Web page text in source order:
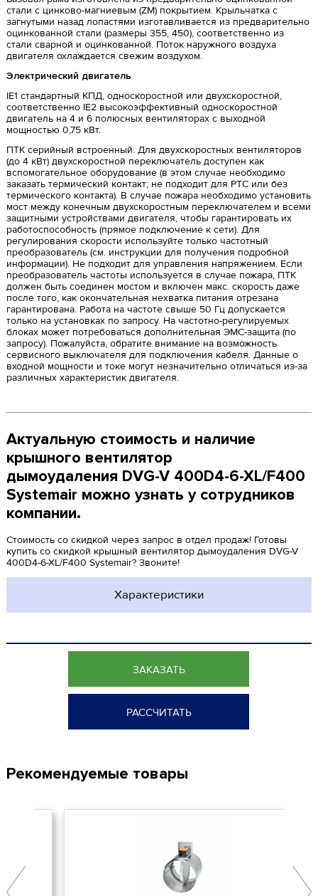
стали с цинково-магниевым (ZM) покрытием. Крыльчатка с
загнутыми назад лопастями изготавливается из предварительно
оцинкованной стали (размеры 355, 450), соответственно из
стали сварной и оцинкованной. Поток наружного воздуха
двигателя охлаждается свежим воздухом.
Электрический двигатель
IE1 стандартный КПД, односкоростной или двухскоростной,
соответственно IE2 высокоэффективный односкоростной
двигатель на 4 и 6 полюсных вентиляторах с выходной
мощностью 0,75 кВт.
ПТК серийный встроенный. Для двухскоростных вентиляторов
(до 4 кВт) двухскоростной переключатель доступен как
вспомогательное оборудование (в этом случае необходимо
заказать термический контакт; не подходит для PTC или без
термического контакта). В случае пожара необходимо установить
мост между конечным двухскоростным переключателем и всеми
защитными устройствами двигателя, чтобы гарантировать их
работоспособность (прямое подключение к сети). Для
регулирования скорости используйте только частотный
преобразователь (см. инструкции для получения подробной
информации). Не подходит для управления напряжением. Если
преобразователь частоты используется в случае пожара, ПТК
должен быть соединен мостом и включен макс. скорость даже
после того, как окончательная нехватка питания отрезана
гарантирована. Работа на частоте свыше 50 Гц допускается
только на установках по запросу. На частотно-регулируемых
блоках может потребоваться дополнительная ЭМС-защита (по
запросу). Пожалуйста, обратите внимание на возможность
сервисного выключателя для подключения кабеля. Данные о
входной мощности и токе могут незначительно отличаться из-за
различных характеристик двигателя.
Актуальную стоимость и наличие
крышного вентилятор
дымоудаления DVG-V 400D4-6-XL/F400
Systemair можно узнать у сотрудников
компании.
Стоимость со скидкой через запрос в отдел продаж! Готовы
купить со скидкой крышный вентилятор дымоудаления DVG-V
400D4-6-XL/F400 Systemair? Звоните!
Характеристики
ЗАКАЗАТЬ
РАССЧИТАТЬ
Рекомендуемые товары